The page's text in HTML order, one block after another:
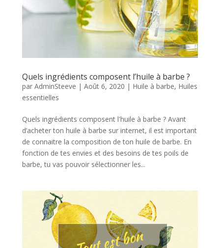
Quels ingrédients composent l’huile à barbe ?
par AdminSteeve | Août 6, 2020 | Huile à barbe, Huiles
essentielles
Quels ingrédients composent l'huile à barbe ? Avant
d’acheter ton huile à barbe sur internet, il est important
de connaitre la composition de ton huile de barbe. En
fonction de tes envies et des besoins de tes poils de
barbe, tu vas pouvoir sélectionner les...